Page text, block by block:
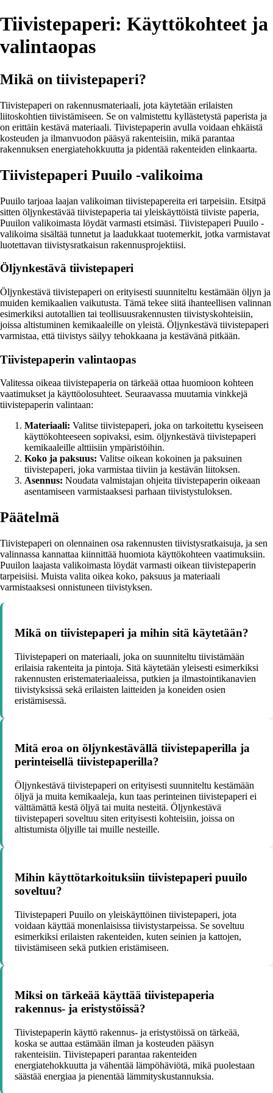
Tiivistepaperi: Käyttökohteet ja
valintaopas
Mikä on tiivistepaperi?
Tiivistepaperi on rakennusmateriaali, jota käytetään erilaisten
liitoskohtien tiivistämiseen. Se on valmistettu kyllästetystä paperista ja
on erittäin kestävä materiaali. Tiivistepaperin avulla voidaan ehkäistä
kosteuden ja ilmanvuodon pääsyä rakenteisiin, mikä parantaa
rakennuksen energiatehokkuutta ja pidentää rakenteiden elinkaarta.
Tiivistepaperi Puuilo -valikoima
Puuilo tarjoaa laajan valikoiman tiivistepapereita eri tarpeisiin. Etsitpä
sitten öljynkestävää tiivistepaperia tai yleiskäyttöistä tiiviste paperia,
Puuilon valikoimasta löydät varmasti etsimäsi. Tiivistepaperi Puuilo -
valikoima sisältää tunnetut ja laadukkaat tuotemerkit, jotka varmistavat
luotettavan tiivistysratkaisun rakennusprojektiisi.
Öljynkestävä tiivistepaperi
Öljynkestävä tiivistepaperi on erityisesti suunniteltu kestämään öljyn ja
muiden kemikaalien vaikutusta. Tämä tekee siitä ihanteellisen valinnan
esimerkiksi autotallien tai teollisuusrakennusten tiivistyskohteisiin,
joissa altistuminen kemikaaleille on yleistä. Öljynkestävä tiivistepaperi
varmistaa, että tiivistys säilyy tehokkaana ja kestävänä pitkään.
Tiivistepaperin valintaopas
Valitessa oikeaa tiivistepaperia on tärkeää ottaa huomioon kohteen
vaatimukset ja käyttöolosuhteet. Seuraavassa muutamia vinkkejä
tiivistepaperin valintaan:
Materiaali: Valitse tiivistepaperi, joka on tarkoitettu kyseiseen
käyttökohteeseen sopivaksi, esim. öljynkestävä tiivistepaperi
kemikaaleille alttiisiin ympäristöihin.
Koko ja paksuus: Valitse oikean kokoinen ja paksuinen
tiivistepaperi, joka varmistaa tiiviin ja kestävän liitoksen.
Asennus: Noudata valmistajan ohjeita tiivistepaperin oikeaan
asentamiseen varmistaaksesi parhaan tiivistystuloksen.
Päätelmä
Tiivistepaperi on olennainen osa rakennusten tiivistysratkaisuja, ja sen
valinnassa kannattaa kiinnittää huomiota käyttökohteen vaatimuksiin.
Puuilon laajasta valikoimasta löydät varmasti oikean tiivistepaperin
tarpeisiisi. Muista valita oikea koko, paksuus ja materiaali
varmistaaksesi onnistuneen tiivistyksen.
Mikä on tiivistepaperi ja mihin sitä käytetään?
Tiivistepaperi on materiaali, joka on suunniteltu tiivistämään
erilaisia rakenteita ja pintoja. Sitä käytetään yleisesti esimerkiksi
rakennusten eristemateriaaleissa, putkien ja ilmastointikanavien
tiivistyksissä sekä erilaisten laitteiden ja koneiden osien
eristämisessä.
Mitä eroa on öljynkestävällä tiivistepaperilla ja
perinteisellä tiivistepaperilla?
Öljynkestävä tiivistepaperi on erityisesti suunniteltu kestämään
öljyä ja muita kemikaaleja, kun taas perinteinen tiivistepaperi ei
välttämättä kestä öljyä tai muita nesteitä. Öljynkestävä
tiivistepaperi soveltuu siten erityisesti kohteisiin, joissa on
altistumista öljyille tai muille nesteille.
Mihin käyttötarkoituksiin tiivistepaperi puuilo
soveltuu?
Tiivistepaperi Puuilo on yleiskäyttöinen tiivistepaperi, jota
voidaan käyttää monenlaisissa tiivistystarpeissa. Se soveltuu
esimerkiksi erilaisten rakenteiden, kuten seinien ja kattojen,
tiivistämiseen sekä putkien eristämiseen.
Miksi on tärkeää käyttää tiivistepaperia
rakennus- ja eristystöissä?
Tiivistepaperin käyttö rakennus- ja eristystöissä on tärkeää,
koska se auttaa estämään ilman ja kosteuden pääsyn
rakenteisiin. Tiivistepaperi parantaa rakenteiden
energiatehokkuutta ja vähentää lämpöhäviötä, mikä puolestaan
säästää energiaa ja pienentää lämmityskustannuksia.